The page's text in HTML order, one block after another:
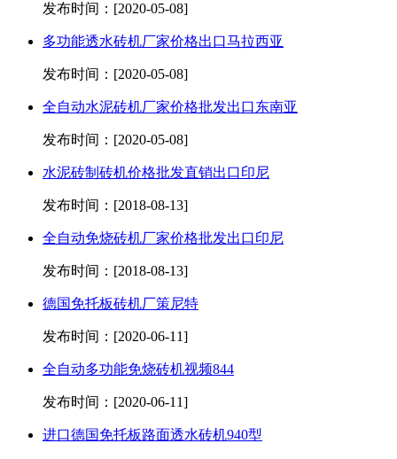
发布时间：[2020-05-08]
多功能透水砖机厂家价格出口马拉西亚
发布时间：[2020-05-08]
全自动水泥砖机厂家价格批发出口东南亚
发布时间：[2020-05-08]
水泥砖制砖机价格批发直销出口印尼
发布时间：[2018-08-13]
全自动免烧砖机厂家价格批发出口印尼
发布时间：[2018-08-13]
德国免托板砖机厂策尼特
发布时间：[2020-06-11]
全自动多功能免烧砖机视频844
发布时间：[2020-06-11]
进口德国免托板路面透水砖机940型